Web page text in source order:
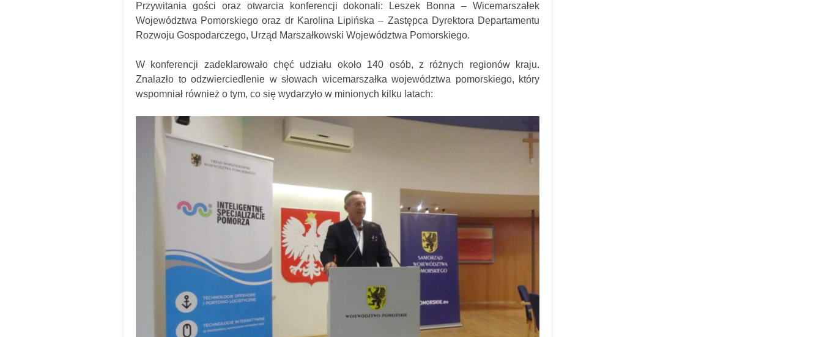
Przywitania gości oraz otwarcia konferencji dokonali: Leszek Bonna – Wicemarszałek
Województwa Pomorskiego oraz dr Karolina Lipińska – Zastępca Dyrektora Departamentu
Rozwoju Gospodarczego, Urząd Marszałkowski Województwa Pomorskiego.
W konferencji zadeklarowało chęć udziału około 140 osób, z różnych regionów kraju.
Znalazło to odzwierciedlenie w słowach wicemarszałka województwa pomorskiego, który
wspomniał również o tym, co się wydarzyło w minionych kilku latach: